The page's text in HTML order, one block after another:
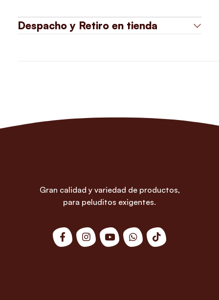
Despacho y Retiro en tienda
Gran calidad y variedad de productos,
para peluditos exigentes.